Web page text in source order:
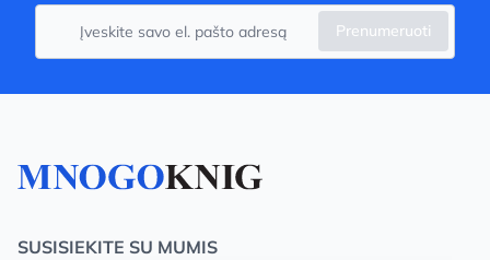
Prenumeruoti
SUSISIEKITE SU MUMIS